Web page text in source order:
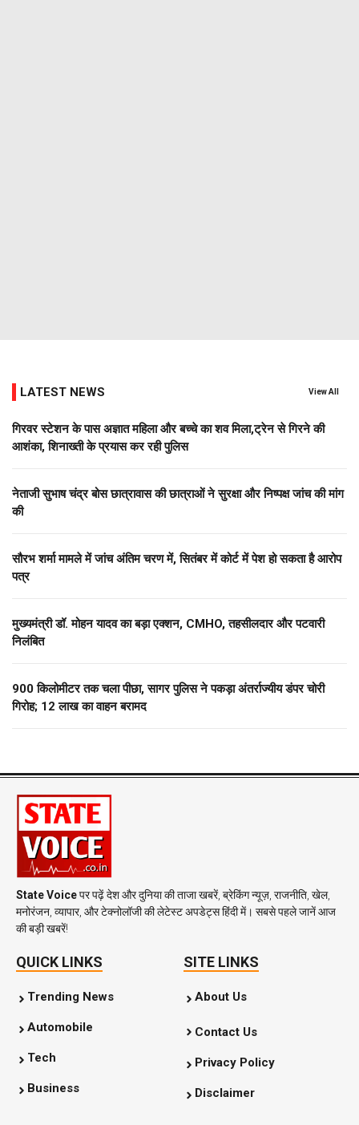
LATEST NEWS View All
गिरवर स्टेशन के पास अज्ञात महिला और बच्चे का शव मिला,ट्रेन से गिरने की
आशंका, शिनाख्ती के प्रयास कर रही पुलिस
नेताजी सुभाष चंद्र बोस छात्रावास की छात्राओं ने सुरक्षा और निष्पक्ष जांच की मांग
की
सौरभ शर्मा मामले में जांच अंतिम चरण में, सितंबर में कोर्ट में पेश हो सकता है आरोप
पत्र
मुख्यमंत्री डॉ. मोहन यादव का बड़ा एक्शन, CMHO, तहसीलदार और पटवारी
निलंबित
900 किलोमीटर तक चला पीछा, सागर पुलिस ने पकड़ा अंतर्राज्यीय डंपर चोरी
गिरोह; 12 लाख का वाहन बरामद
State Voiceपर पढ़ें देश और दुनिया की ताजा खबरें, ब्रेकिंग न्यूज़, राजनीति, खेल,
मनोरंजन, व्यापार, और टेक्नोलॉजी की लेटेस्ट अपडेट्स हिंदी में। सबसे पहले जानें आज
की बड़ी खबरें!
QUICK LINKS
Trending News
Automobile
Tech
Business
SITE LINKS
About Us
Contact Us
Privacy Policy
Disclaimer